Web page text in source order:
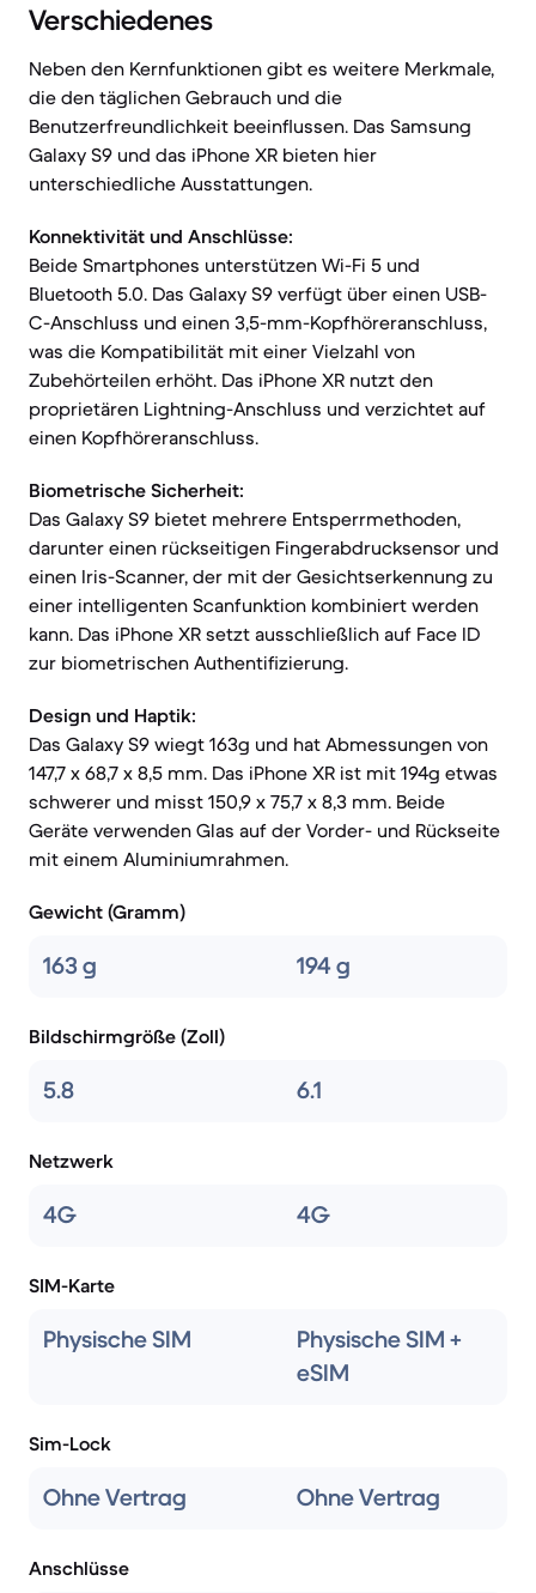
Verschiedenes
Neben den Kernfunktionen gibt es weitere Merkmale,
die den täglichen Gebrauch und die
Benutzerfreundlichkeit beeinflussen. Das Samsung
Galaxy S9 und das iPhone XR bieten hier
unterschiedliche Ausstattungen.
Konnektivität und Anschlüsse:
Beide Smartphones unterstützen Wi-Fi 5 und
Bluetooth 5.0. Das Galaxy S9 verfügt über einen USB-
C-Anschluss und einen 3,5-mm-Kopfhöreranschluss,
was die Kompatibilität mit einer Vielzahl von
Zubehörteilen erhöht. Das iPhone XR nutzt den
proprietären Lightning-Anschluss und verzichtet auf
einen Kopfhöreranschluss.
Biometrische Sicherheit:
Das Galaxy S9 bietet mehrere Entsperrmethoden,
darunter einen rückseitigen Fingerabdrucksensor und
einen Iris-Scanner, der mit der Gesichtserkennung zu
einer intelligenten Scanfunktion kombiniert werden
kann. Das iPhone XR setzt ausschließlich auf Face ID
zur biometrischen Authentifizierung.
Design und Haptik:
Das Galaxy S9 wiegt 163g und hat Abmessungen von
147,7 x 68,7 x 8,5 mm. Das iPhone XR ist mit 194g etwas
schwerer und misst 150,9 x 75,7 x 8,3 mm. Beide
Geräte verwenden Glas auf der Vorder- und Rückseite
mit einem Aluminiumrahmen.
Gewicht (Gramm)
163 g 194 g
Bildschirmgröße (Zoll)
5.8 6.1
Netzwerk
4G 4G
SIM-Karte
Physische SIM
Physische SIM +
eSIM
Sim-Lock
Ohne Vertrag Ohne Vertrag
Anschlüsse